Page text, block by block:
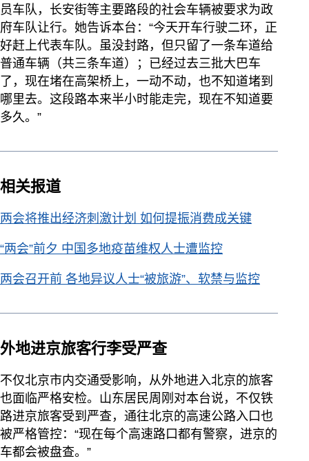
员车队，长安街等主要路段的社会车辆被要求为政
府车队让行。她告诉本台：“今天开车行驶二环，正
好赶上代表车队。虽没封路，但只留了一条车道给
普通车辆（共三条车道）；已经过去三批大巴车
了，现在堵在高架桥上，一动不动，也不知道堵到
哪里去。这段路本来半小时能走完，现在不知道要
多久。”
相关报道
两会将推出经济刺激计划 如何提振消费成关键
“两会”前夕 中国多地疫苗维权人士遭监控
两会召开前 各地异议人士“被旅游”、软禁与监控
外地进京旅客行李受严查
不仅北京市内交通受影响，从外地进入北京的旅客
也面临严格安检。山东居民周刚对本台说，不仅铁
路进京旅客受到严查，通往北京的高速公路入口也
被严格管控：“现在每个高速路口都有警察，进京的
车都会被盘查。”